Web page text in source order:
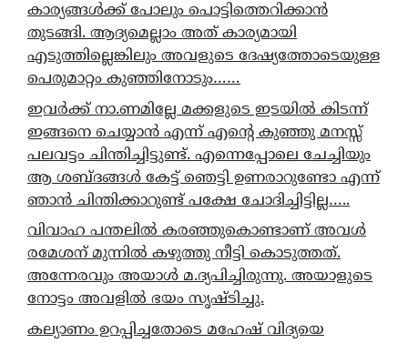
കാര്യങ്ങൾക്ക് പോലും പൊട്ടിത്തെറിക്കാൻ
തുടങ്ങി. ആദ്യമെല്ലാം അത് കാര്യമായി
എടുത്തില്ലെങ്കിലും അവളുടെ ദേഷ്യത്തോടെയുള്ള
പെരുമാറ്റം കുഞ്ഞിനോടും……
ഇവർക്ക് നാ.ണമില്ലേ മക്കളുടെ ഇടയിൽ കിടന്ന്
ഇങ്ങനെ ചെയ്യാൻ എന്ന് എന്റെ കുഞ്ഞു മനസ്സ്
പലവട്ടം ചിന്തിച്ചിട്ടുണ്ട്. എന്നെപ്പോലെ ചേച്ചിയും
ആ ശബ്ദങ്ങൾ കേട്ട് ഞെട്ടി ഉണരാറുണ്ടോ എന്ന്
ഞാൻ ചിന്തിക്കാറുണ്ട് പക്ഷേ ചോദിച്ചിട്ടില്ല…..
വിവാഹ പന്തലിൽ കരഞ്ഞുകൊണ്ടാണ് അവൾ
രമേശന് മുന്നിൽ കഴുത്തു നീട്ടി കൊടുത്തത്.
അന്നേരവും അയാൾ മ.ദ്യപിച്ചിരുന്നു. അയാളുടെ
നോട്ടം അവളിൽ ഭയം സൃഷ്ടിച്ചു.
കല്യാണം ഉറപ്പിച്ചതോടെ മഹേഷ് വിദ്യയെ